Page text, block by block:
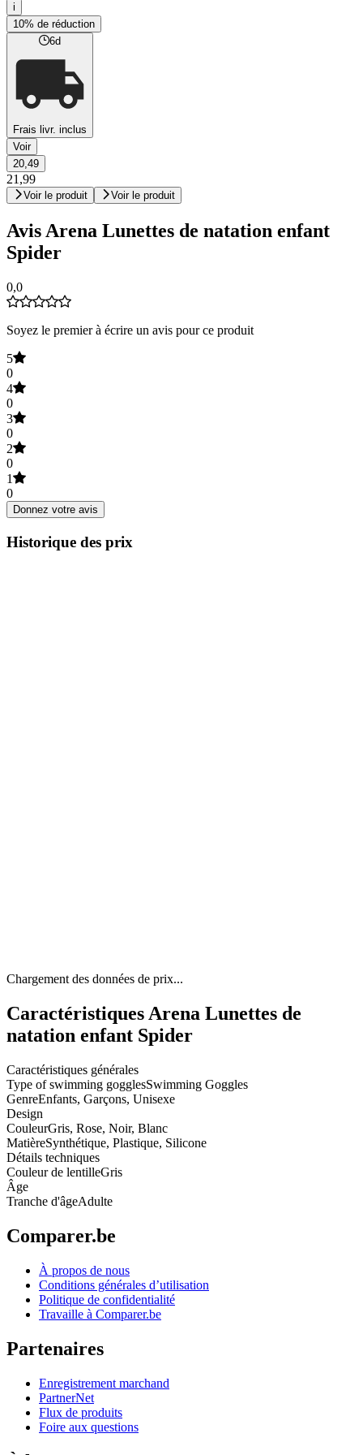
i
10% de réduction
6d
Frais livr. inclus
Voir
20,49
21,99
Voir le produit Voir le produit
Avis Arena Lunettes de natation enfant
Spider
0,0
Soyez le premier à écrire un avis pour ce produit
5
0
4
0
3
0
2
0
1
0
Donnez votre avis
Historique des prix
Chargement des données de prix...
Caractéristiques Arena Lunettes de
natation enfant Spider
Caractéristiques générales
Type of swimming gogglesSwimming Goggles
GenreEnfants, Garçons, Unisexe
Design
CouleurGris, Rose, Noir, Blanc
MatièreSynthétique, Plastique, Silicone
Détails techniques
Couleur de lentilleGris
Âge
Tranche d'âgeAdulte
Comparer.be
À propos de nous
Conditions générales d’utilisation
Politique de confidentialité
Travaille à Comparer.be
Partenaires
Enregistrement marchand
PartnerNet
Flux de produits
Foire aux questions